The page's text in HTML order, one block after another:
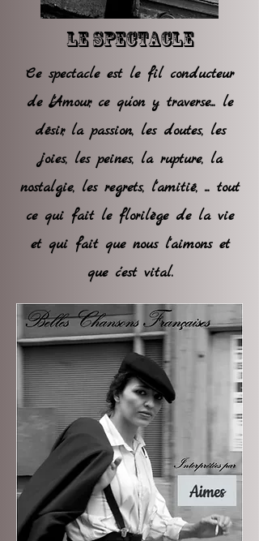
LE SPECTACLE
Ce spectacle est le fil conducteur
de l'Amour, ce qu'on y traverse... le
désir, la passion, les doutes, les
joies, les peines, la rupture, la
nostalgie, les regrets, l'amitié, ... tout
ce qui fait le florilège de la vie
et qui fait que nous l'aimons et
que c'est vital.